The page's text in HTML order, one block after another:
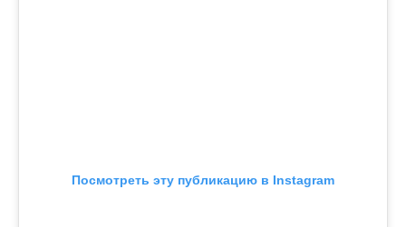
Посмотреть эту публикацию в Instagram